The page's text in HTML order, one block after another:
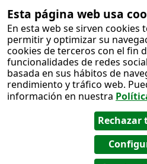
Esta página web usa
En esta web se sirven cookies
permitir y optimizar su
cookies de terceros con el fin
funcionalidades de redes
basada en sus hábitos de
rendimiento y tráfico web.
información en nuestra